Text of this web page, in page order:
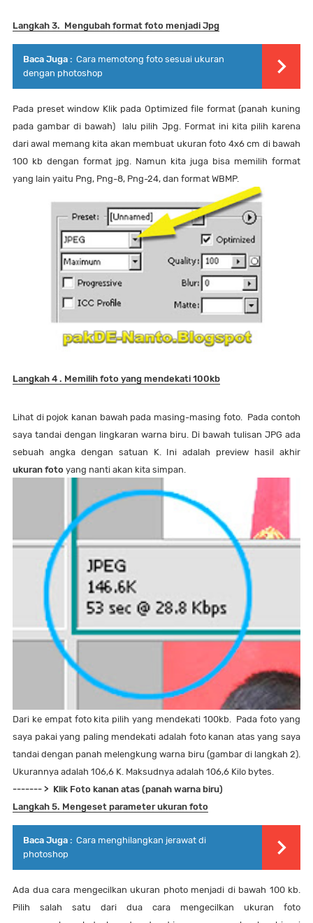
Langkah 3. Mengubah format foto menjadi Jpg
Baca Juga : Cara memotong foto sesuai ukuran
dengan photoshop
Pada preset window Klik pada Optimized file format (panah kuning
pada gambar di bawah) lalu pilih Jpg. Format ini kita pilih karena
dari awal memang kita akan membuat ukuran foto 4x6 cm di bawah
100 kb dengan format jpg. Namun kita juga bisa memilih format
yang lain yaitu Png, Png-8, Png-24, dan format WBMP.
Langkah 4 . Memilih foto yang mendekati 100kb
Lihat di pojok kanan bawah pada masing-masing foto. Pada contoh
saya tandai dengan lingkaran warna biru. Di bawah tulisan JPG ada
sebuah angka dengan satuan K. Ini adalah preview hasil akhir
ukuran foto yang nanti akan kita simpan.
Dari ke empat foto kita pilih yang mendekati 100kb. Pada foto yang
saya pakai yang paling mendekati adalah foto kanan atas yang saya
tandai dengan panah melengkung warna biru (gambar di langkah 2).
Ukurannya adalah 106,6 K. Maksudnya adalah 106,6 Kilo bytes.
------- > Klik Foto kanan atas (panah warna biru)
Langkah 5. Mengeset parameter ukuran foto
Baca Juga : Cara menghilangkan jerawat di
photoshop
Ada dua cara mengecilkan ukuran photo menjadi di bawah 100 kb.
Pilih salah satu dari dua cara mengecilkan ukuran foto